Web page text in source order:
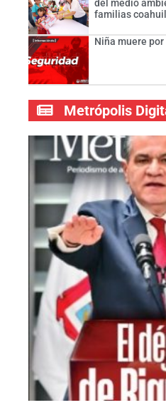
del medio
familias
Niña muere por
Metrópolis